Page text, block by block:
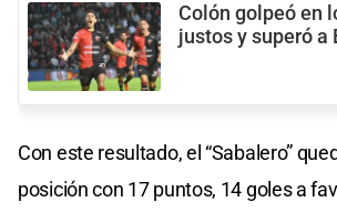
Colón golpeó en
justos y superó a
Con este resultado, el “Sabalero”
posición con 17 puntos, 14 goles a